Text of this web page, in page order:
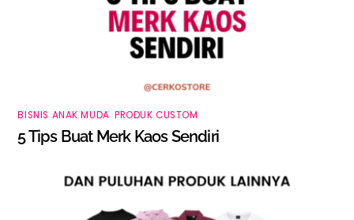
BISNIS ANAK MUDA ,PRODUK CUSTOM
5 Tips Buat Merk Kaos Sendiri